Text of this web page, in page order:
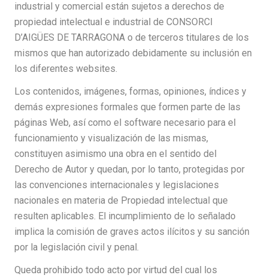
industrial y comercial están sujetos a derechos de
propiedad intelectual e industrial de CONSORCI
D’AIGÜES DE TARRAGONA o de terceros titulares de los
mismos que han autorizado debidamente su inclusión en
los diferentes websites.
Los contenidos, imágenes, formas, opiniones, índices y
demás expresiones formales que formen parte de las
páginas Web, así como el software necesario para el
funcionamiento y visualización de las mismas,
constituyen asimismo una obra en el sentido del
Derecho de Autor y quedan, por lo tanto, protegidas por
las convenciones internacionales y legislaciones
nacionales en materia de Propiedad intelectual que
resulten aplicables. El incumplimiento de lo señalado
implica la comisión de graves actos ilícitos y su sanción
por la legislación civil y penal.
Queda prohibido todo acto por virtud del cual los